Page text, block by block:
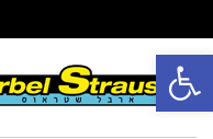
פתח סרגל נגישות